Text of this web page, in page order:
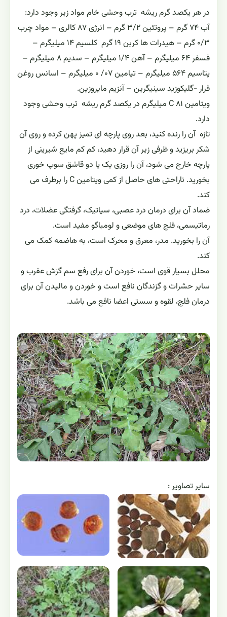
در هر یکصد گرم ریشه ترب وحشی خام مواد زیر وجود دارد:
آب ۷۴ گرم – پروتئین ۳/۲ گرم – انرژی ۸۷ کالری – مواد چرب
۰/۳ گرم – هیدرات ها کربن ۱۹ گرم کلسیم ۱۴ میلیگرم –
فسفر ۶۴ میلیگرم – آهن ۱/۴ میلیگرم – سدیم ۸ میلیگرم –
پتاسیم ۵۶۴ میلیگرم – تیامین ۰۷/ ۰ میلیگرم – اسانس روغن
فرار -گلیکوزید سینیگرین – آنزیم مایروزین.
ویتامین C ۸۱ میلیگرم در یکصد گرم ریشه ترب وحشی وجود
دارد.
تازه آن را رنده کنید، بعد روی پارچه ای تمیز پهن کرده و روی آن
شکر بریزید و ظرفی زیر آن قرار دهید، کم کم مایع شیرینی از
پارچه خارج می شود، آن را روزی یک یا دو قاشق سوپ خوری
بخورید. ناراحتی های حاصل از کمی ویتامین C را برطرف می
کند.
ضماد آن برای درمان درد عصبی، سیاتیک، گرفتگی عضلات، درد
رماتیسمی، فلج های موضعی و لومباگو مفید است.
آن را بخورید. مدر، معرق و محرک است، به هاضمه کمک می
کند.
محلل بسیار قوی است، خوردن آن برای رفع سم گزش عقرب و
سایر حشرات و گزندگان نافع است و خوردن و مالیدن آن برای
درمان فلج، لقوه و سستی اعضا نافع می باشد.
ساير تصاوير :